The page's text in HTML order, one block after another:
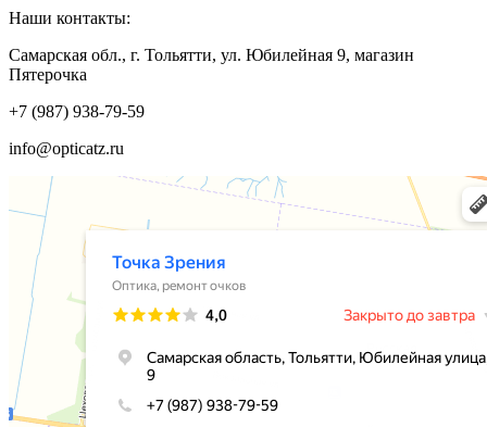
Наши контакты:
Самарская обл., г. Тольятти, ул. Юбилейная 9, магазин
Пятерочка
+7 (987) 938-79-59
info@opticatz.ru